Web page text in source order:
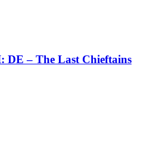
DE – The Last Chieftains